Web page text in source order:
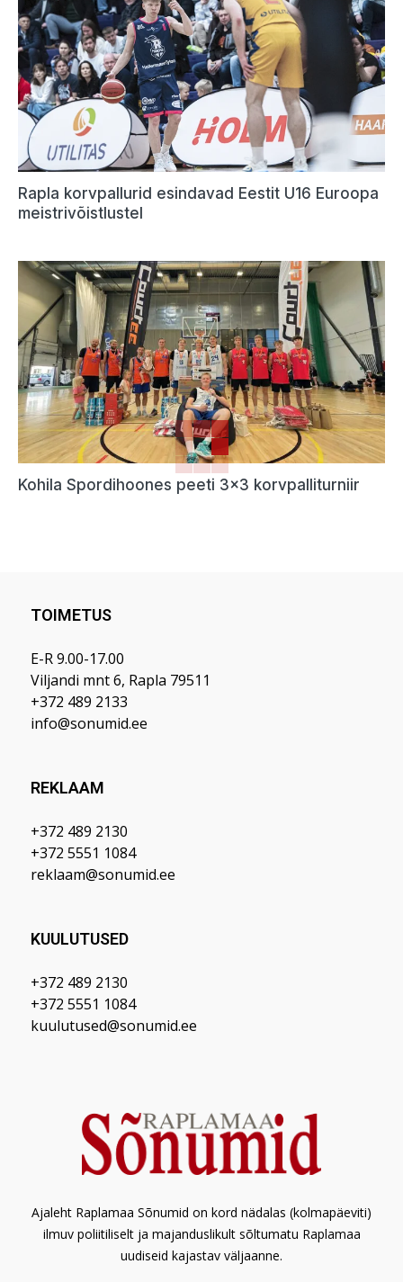
Rapla korvpallurid esindavad Eestit U16 Euroopa
meistrivõistlustel
Kohila Spordihoones peeti 3×3 korvpalliturniir